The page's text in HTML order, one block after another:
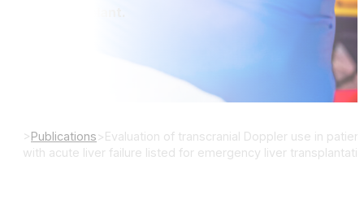
>Publications>Evaluation of transcranial Doppler use in
with acute liver failure listed for emergency liver